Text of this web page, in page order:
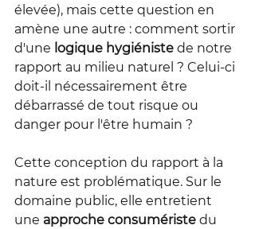
élevée), mais cette question en
amène une autre : comment sortir
d'une logique hygiéniste de notre
rapport au milieu naturel ? Celui-ci
doit-il nécessairement être
débarrassé de tout risque ou
danger pour l'être humain ?
Cette conception du rapport à la
nature est problématique. Sur le
domaine public, elle entretient
une approche consumériste du